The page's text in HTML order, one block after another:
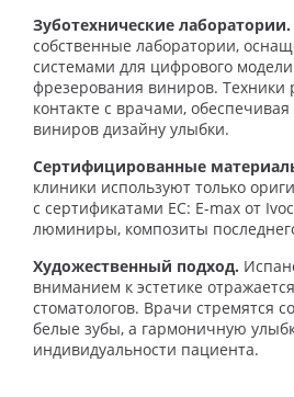
Зуботехнические лаборатории.
собственные лаборатории,
системами для цифрового
фрезерования виниров. Техники
контакте с врачами, обеспечивая
виниров дизайну улыбки.
Сертифицированные
клиники используют только
с сертификатами ЕС: E-max от
люминиры, композиты
Художественный подход.
вниманием к эстетике
стоматологов. Врачи стремятся
белые зубы, а гармоничную
индивидуальности пациента.